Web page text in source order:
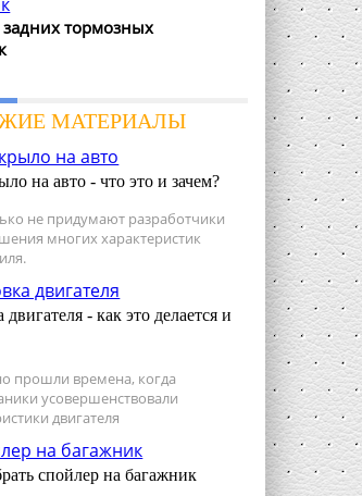
тормозных
МАТЕРИАЛЫ
на авто - что это и зачем?
не придумают разработчики
многих характеристик
- как это делается и
прошли времена, когда
усовершенствовали
двигателя
спойлер на багажник